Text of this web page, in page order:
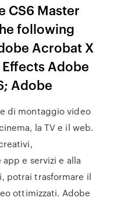
CS6 Master
following
Acrobat X
Adobe
Adobe
di montaggio video
la TV e il web.
e servizi e alla
potrai trasformare il
ottimizzati. Adobe